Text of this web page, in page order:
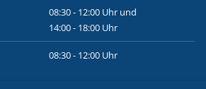
08:30 - 12:00 Uhr und
14:00 - 18:00 Uhr
08:30 - 12:00 Uhr